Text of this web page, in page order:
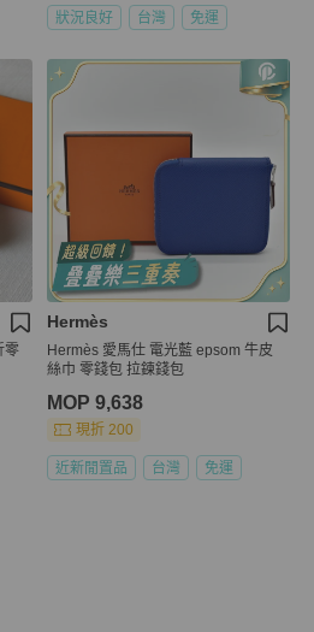
狀況良好 台灣 免運
零
Hermès
Hermès 愛馬仕 電光藍 epsom 牛皮
絲巾 零錢包 拉鍊錢包
MOP 9,638
現折 200
近新閒置品 台灣 免運